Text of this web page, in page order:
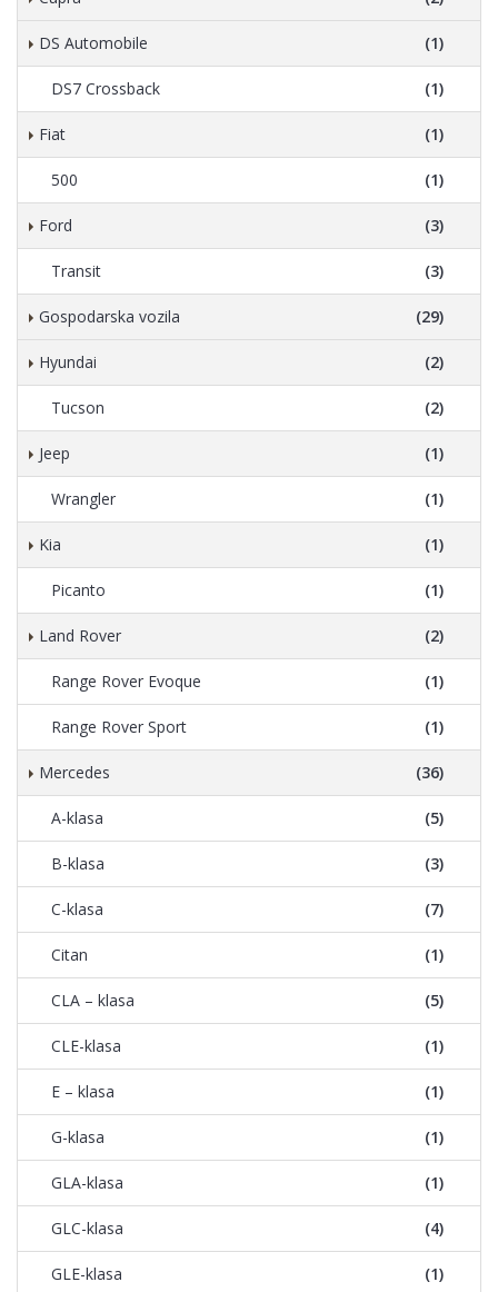
DS Automobile (1)
DS7 Crossback (1)
Fiat (1)
500 (1)
Ford (3)
Transit (3)
Gospodarska vozila (29)
Hyundai (2)
Tucson (2)
Jeep (1)
Wrangler (1)
Kia (1)
Picanto (1)
Land Rover (2)
Range Rover Evoque (1)
Range Rover Sport (1)
Mercedes (36)
A-klasa (5)
B-klasa (3)
C-klasa (7)
Citan (1)
CLA – klasa (5)
CLE-klasa (1)
E – klasa (1)
G-klasa (1)
GLA-klasa (1)
GLC-klasa (4)
GLE-klasa (1)